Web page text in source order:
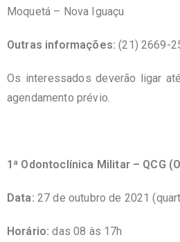
Moquetá – Nova Iguaçu
Outras informações:(21) 2669-
Os interessados deverão ligar
agendamento prévio.
1ª Odontoclínica Militar – QCG
Data: 27 de outubro de 2021
Horário: das 08 às 17h